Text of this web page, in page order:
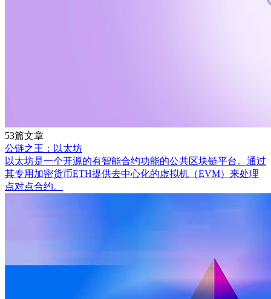
53篇文章
公链之王：以太坊
以太坊是一个开源的有智能合约功能的公共区块链平台。通过
其专用加密货币ETH提供去中心化的虚拟机（EVM）来处理
点对点合约。